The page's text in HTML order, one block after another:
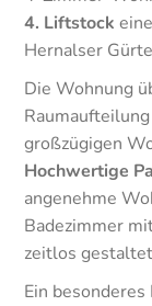
4. Liftstock
Hernalser
Die Wohnung
großzügigen
Hochwertige
angenehme
Badezimmer
zeitlos
Ein